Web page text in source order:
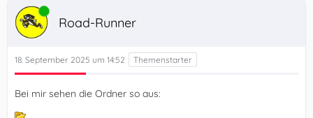
Online
Road-Runner
18. September 2025 um 14:52
Bei mir sehen die Ordner so aus: